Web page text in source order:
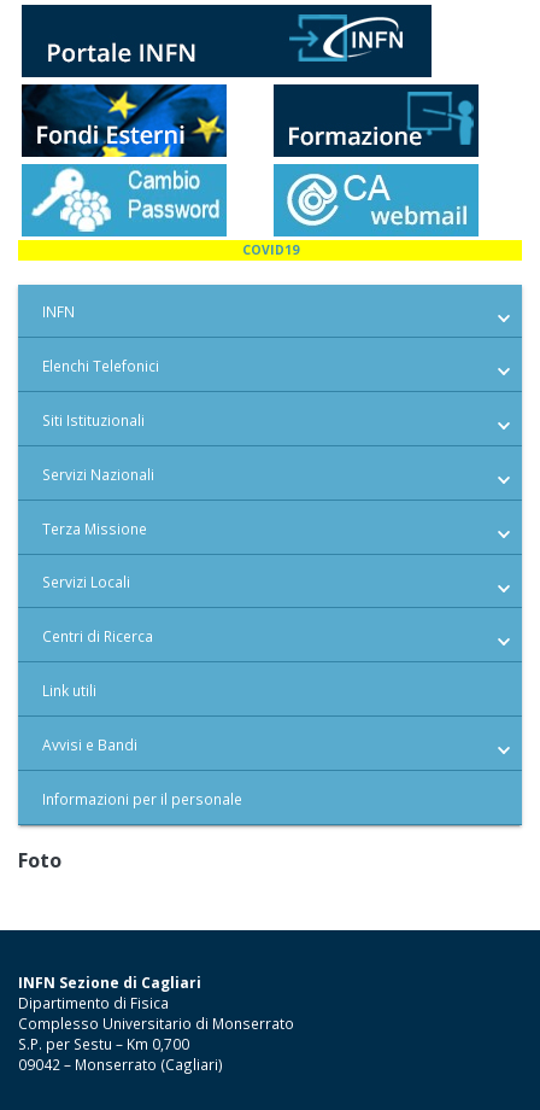
COVID19
INFN
Elenchi Telefonici
Siti Istituzionali
Servizi Nazionali
Terza Missione
Servizi Locali
Centri di Ricerca
Link utili
Avvisi e Bandi
Informazioni per il personale
Foto
INFN Sezione di Cagliari
Dipartimento di Fisica
Complesso Universitario di Monserrato
S.P. per Sestu – Km 0,700
09042 – Monserrato (Cagliari)